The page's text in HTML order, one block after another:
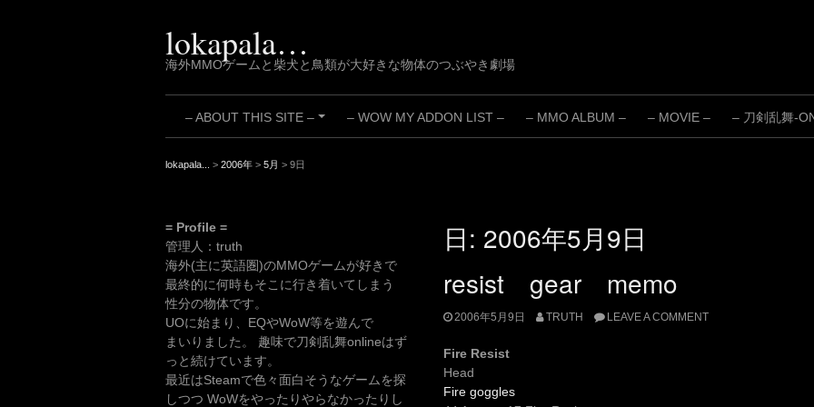
lokapala…
海外MMOゲームと柴犬と鳥類が大好きな物体のつぶやき劇場
+
– ABOUT THIS SITE – – WOW MY ADDON LIST – – MMO ALBUM – – MOVIE – – 刀剣乱舞-
lokapala... > 2006年 > 5月 > 9日
日: 2006年5月9日
resist gear memo
2006年5月9日 TRUTH LEAVE A COMMENT
Fire Resist
Head
Fire goggles
= Profile =
管理人：truth
海外(主に英語圏)のMMOゲームが好きで
最終的に何時もそこに行き着いてしまう
性分の物体です。
UOに始まり、EQやWoW等を遊んで
まいりました。 趣味で刀剣乱舞onlineはず
っと続けています。
最近はSteamで色々面白そうなゲームを探
しつつ WoWをやったりやらなかったりし